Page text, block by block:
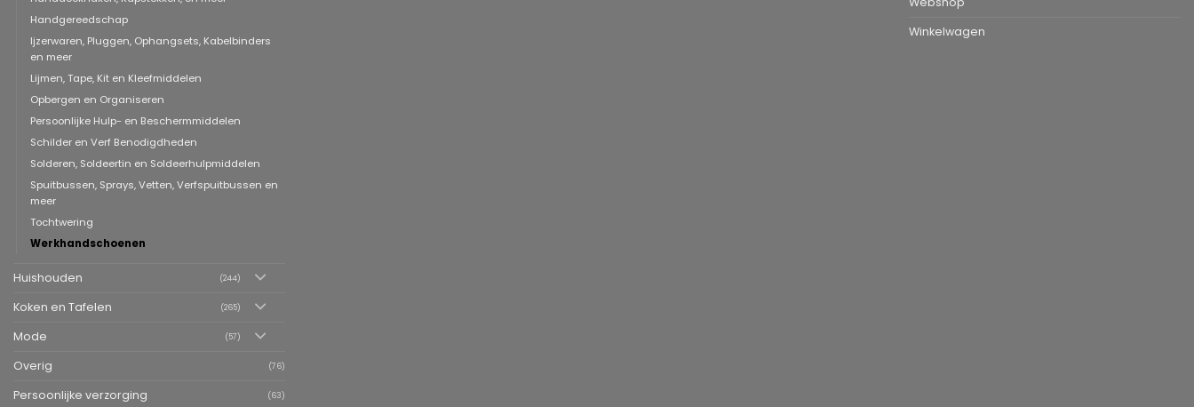
Handgereedschap
Ijzerwaren, Pluggen, Ophangsets, Kabelbinders
en meer
Lijmen, Tape, Kit en Kleefmiddelen
Opbergen en Organiseren
Persoonlijke Hulp- en Beschermmiddelen
Schilder en Verf Benodigdheden
Solderen, Soldeertin en Soldeerhulpmiddelen
Spuitbussen, Sprays, Vetten, Verfspuitbussen en
meer
Tochtwering
Werkhandschoenen
Huishouden (244)
Koken en Tafelen (265)
Mode (57)
Overig (76)
Persoonlijke verzorging (63)
Winkelwagen